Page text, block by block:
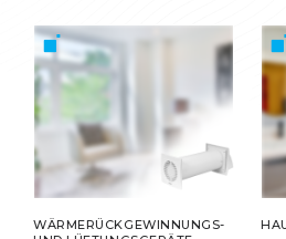
WÄRMERÜCKGEWINNUNGS-